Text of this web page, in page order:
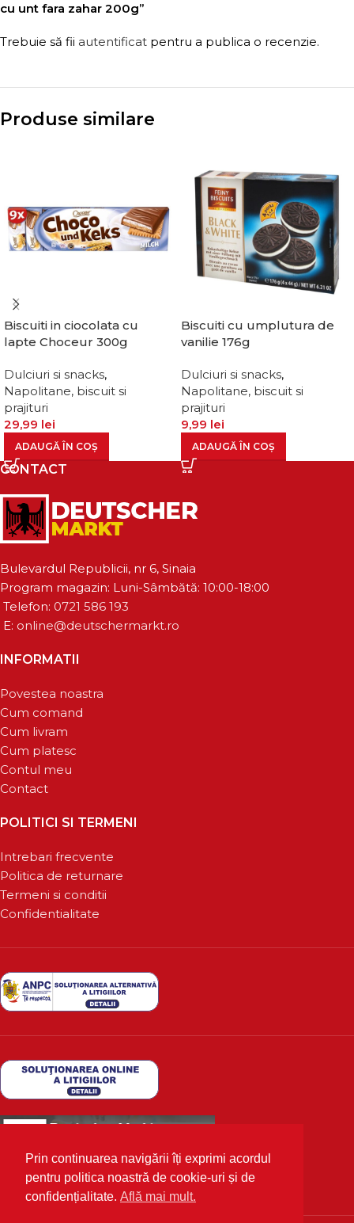
Prin continuarea navigării îți exprimi acordul
pentru politica noastră de cookie-uri și de
confidențialitate. Află mai mult.
cu unt fara zahar 200g”
Trebuie să fii autentificat pentru a publica o recenzie.
Produse similare
Biscuiti in ciocolata cu
lapte Choceur 300g
Dulciuri si snacks,
Napolitane, biscuit si
prajituri
29,99 lei
ADAUGĂ ÎN COȘ
Biscuiti cu umplutura de
vanilie 176g
Dulciuri si snacks,
Napolitane, biscuit si
prajituri
9,99 lei
ADAUGĂ ÎN COȘ
CONTACT
Bulevardul Republicii, nr 6, Sinaia
Program magazin: Luni-Sâmbătă: 10:00-18:00
Telefon: 0721 586 193
E: online@deutschermarkt.ro
INFORMATII
Povestea noastra
Cum comand
Cum livram
Cum platesc
Contul meu
Contact
POLITICI SI TERMENI
Intrebari frecvente
Politica de returnare
Termeni si conditii
Confidentialitate